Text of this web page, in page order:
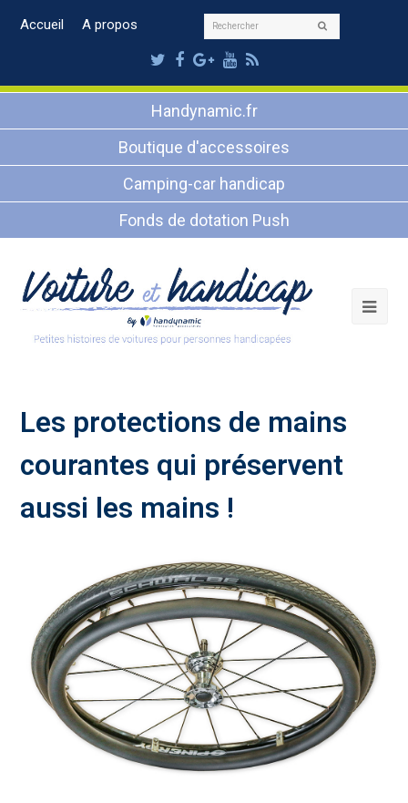
Accueil A propos Rechercher
Twitter
Facebook
Google
Plus
Youtube
RSS
Handynamic.fr
Boutique d'accessoires
Camping-car handicap
Fonds de dotation Push
Les protections de mains
courantes qui préservent
aussi les mains !